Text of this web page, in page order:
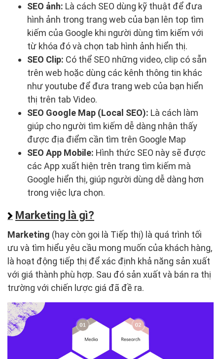
SEO ảnh: Là cách SEO dùng kỹ thuật để đưa
hình ảnh trong trang web của bạn lên top tìm
kiếm của Google khi người dùng tìm kiếm với
từ khóa đó và chọn tab hình ảnh hiển thị.
SEO Clip: Có thể SEO những video, clip có sẵn
trên web hoặc dùng các kênh thông tin khác
như youtube để đưa trang web của bạn hiển
thị trên tab Video.
SEO Google Map (Local SEO): Là cách làm
giúp cho người tìm kiếm dễ dàng nhận thấy
được địa điểm cần tìm trên Google Map
SEO App Mobile: Hình thức SEO này sẽ được
các App xuất hiện trên trang tìm kiếm mà
Google hiển thị, giúp người dùng dễ dàng hơn
trong việc lựa chọn.
Marketing là gì?
Marketing (hay còn gọi là Tiếp thị) là quá trình tối
ưu và tìm hiểu yêu cầu mong muốn của khách hàng,
là hoạt động tiếp thị để xác định khả năng sản xuất
với giá thành phù hợp. Sau đó sản xuất và bán ra thị
trường với chiến lược giá đã đề ra.